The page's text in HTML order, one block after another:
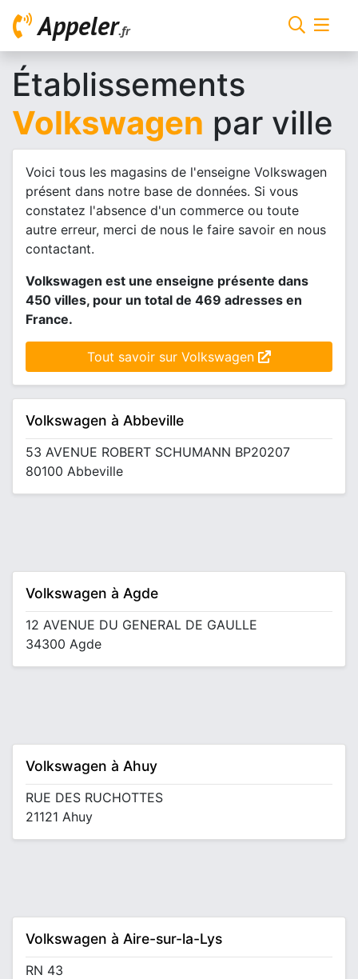
Appeler.fr
Établissements
Volkswagen par ville
Voici tous les magasins de l'enseigne Volkswagen
présent dans notre base de données. Si vous
constatez l'absence d'un commerce ou toute
autre erreur, merci de nous le faire savoir en nous
contactant.
Volkswagen est une enseigne présente dans
450 villes, pour un total de 469 adresses en
France.
Tout savoir sur Volkswagen
Volkswagen à Abbeville
53 AVENUE ROBERT SCHUMANN BP20207
80100 Abbeville
Volkswagen à Agde
12 AVENUE DU GENERAL DE GAULLE
34300 Agde
Volkswagen à Ahuy
RUE DES RUCHOTTES
21121 Ahuy
Volkswagen à Aire-sur-la-Lys
RN 43